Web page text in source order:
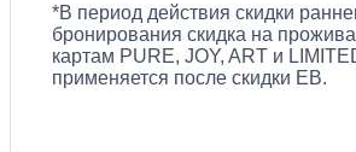
*В период действия скидки
бронирования скидка на
картам PURE, JOY, ART и
применяется после скидки EB.